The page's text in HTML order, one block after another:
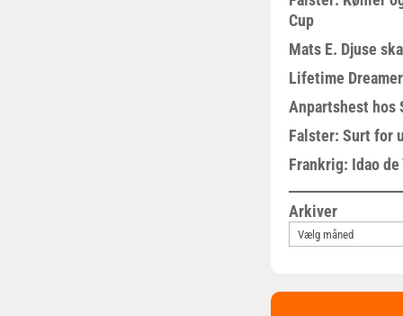
Cup
Mats E. Djuse
Lifetime
Anpartshest hos
Falster: Surt for
Frankrig: Idao
Arkiver